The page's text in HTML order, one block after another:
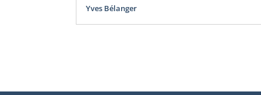
Yves Bélanger